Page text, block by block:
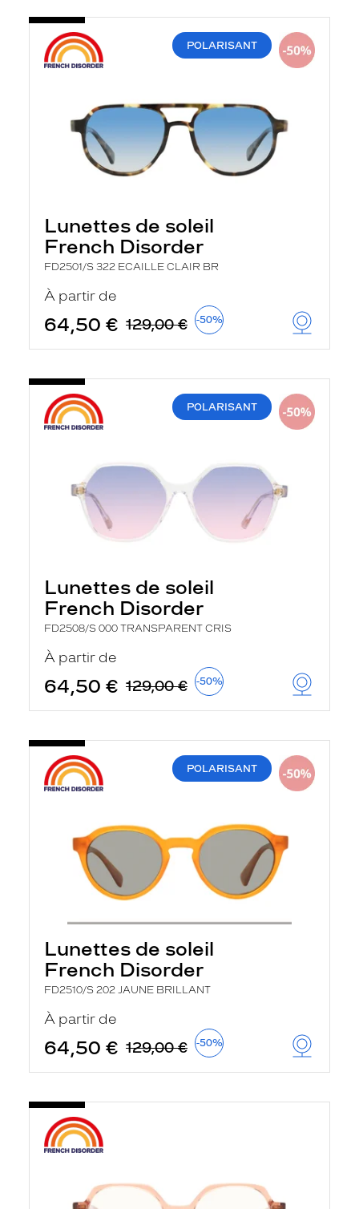
POLARISANT
Lunettes de soleil
French Disorder
FD2501/S 322 ECAILLE CLAIR BR
À partir de
64,50 € 129,00 € -50%
POLARISANT
Lunettes de soleil
French Disorder
FD2508/S 000 TRANSPARENT CRIS
À partir de
64,50 € 129,00 € -50%
POLARISANT
Lunettes de soleil
French Disorder
FD2510/S 202 JAUNE BRILLANT
À partir de
64,50 € 129,00 € -50%